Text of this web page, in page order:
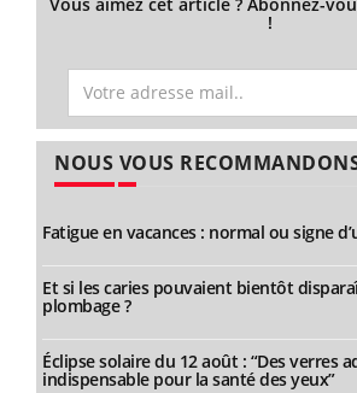
!
NOUS VOUS
Fatigue en vacances : normal ou signe
Et si les caries pouvaient bientôt
plombage ?
Éclipse solaire du 12 août : “Des verres
indispensable pour la santé des yeux”